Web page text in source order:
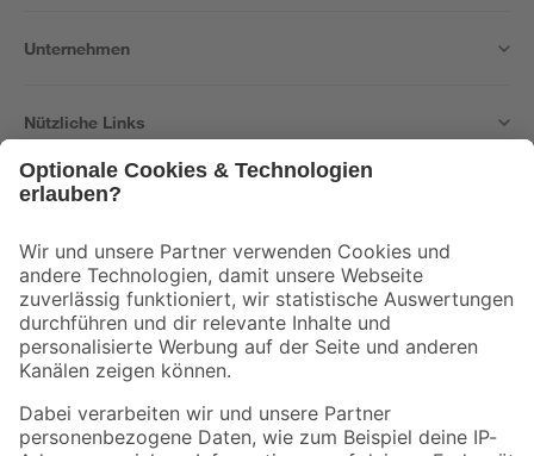
Unternehmen
Nützliche Links
Der toom Newsletter: Keine Angebote und Aktionen mehr verpassen!
Zur Newsletter Anmeldung
Folge uns